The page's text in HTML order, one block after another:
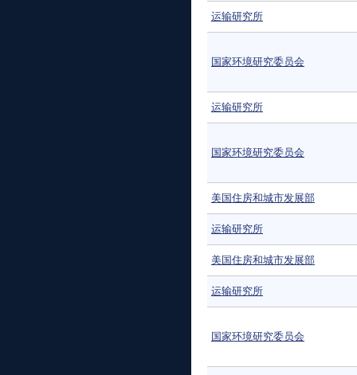
运输研究所
国家环境研究委员会
运输研究所
国家环境研究委员会
美国住房和城市发展部
运输研究所
美国住房和城市发展部
运输研究所
国家环境研究委员会